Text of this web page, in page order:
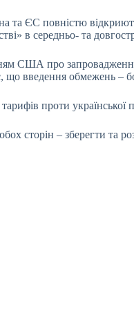
та ЄС повністю
в середньо- та
США про
що введення обмежень –
проти української
сторін – зберегти та